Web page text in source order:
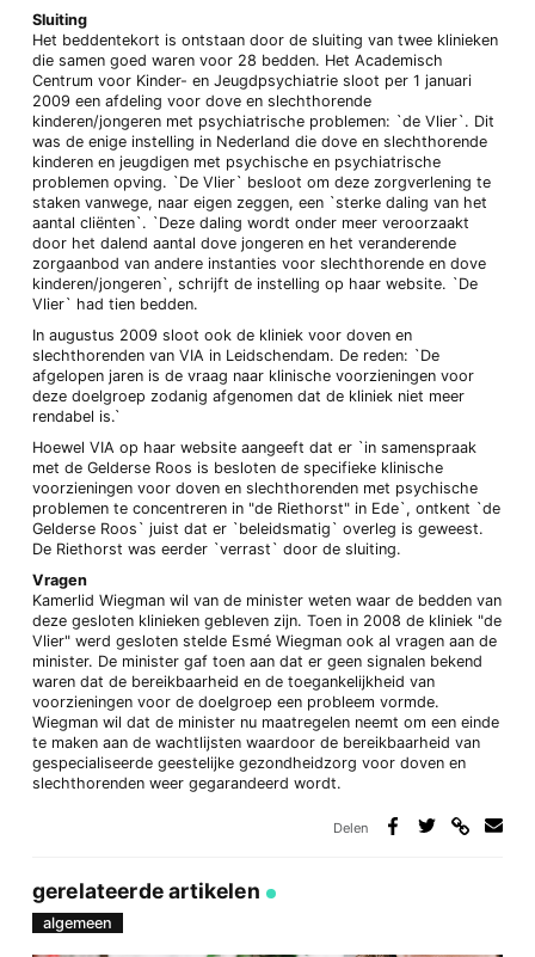
Sluiting
Het beddentekort is ontstaan door de sluiting van twee klinieken
die samen goed waren voor 28 bedden. Het Academisch
Centrum voor Kinder- en Jeugdpsychiatrie sloot per 1 januari
2009 een afdeling voor dove en slechthorende
kinderen/jongeren met psychiatrische problemen: `de Vlier`. Dit
was de enige instelling in Nederland die dove en slechthorende
kinderen en jeugdigen met psychische en psychiatrische
problemen opving. `De Vlier` besloot om deze zorgverlening te
staken vanwege, naar eigen zeggen, een `sterke daling van het
aantal cliënten`. `Deze daling wordt onder meer veroorzaakt
door het dalend aantal dove jongeren en het veranderende
zorgaanbod van andere instanties voor slechthorende en dove
kinderen/jongeren`, schrijft de instelling op haar website. `De
Vlier` had tien bedden.
In augustus 2009 sloot ook de kliniek voor doven en
slechthorenden van VIA in Leidschendam. De reden: `De
afgelopen jaren is de vraag naar klinische voorzieningen voor
deze doelgroep zodanig afgenomen dat de kliniek niet meer
rendabel is.`
Hoewel VIA op haar website aangeeft dat er `in samenspraak
met de Gelderse Roos is besloten de specifieke klinische
voorzieningen voor doven en slechthorenden met psychische
problemen te concentreren in "de Riethorst" in Ede`, ontkent `de
Gelderse Roos` juist dat er `beleidsmatig` overleg is geweest.
De Riethorst was eerder `verrast` door de sluiting.
Vragen
Kamerlid Wiegman wil van de minister weten waar de bedden van
deze gesloten klinieken gebleven zijn. Toen in 2008 de kliniek "de
Vlier" werd gesloten stelde Esmé Wiegman ook al vragen aan de
minister. De minister gaf toen aan dat er geen signalen bekend
waren dat de bereikbaarheid en de toegankelijkheid van
voorzieningen voor de doelgroep een probleem vormde.
Wiegman wil dat de minister nu maatregelen neemt om een einde
te maken aan de wachtlijsten waardoor de bereikbaarheid van
gespecialiseerde geestelijke gezondheidzorg voor doven en
slechthorenden weer gegarandeerd wordt.
Delen
gerelateerde artikelen
algemeen